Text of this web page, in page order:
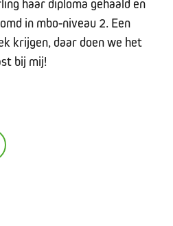
haar diploma gehaald en
in mbo-niveau 2. Een
krijgen, daar doen we het
bij mij!